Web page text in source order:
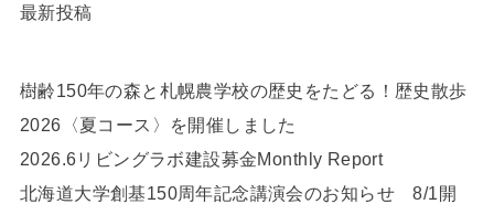
最新投稿
樹齢150年の森と札幌農学校の歴史をたどる！歴史散歩
2026〈夏コース〉を開催しました
2026.6リビングラボ建設募金Monthly Report
北海道大学創基150周年記念講演会のお知らせ 8/1開